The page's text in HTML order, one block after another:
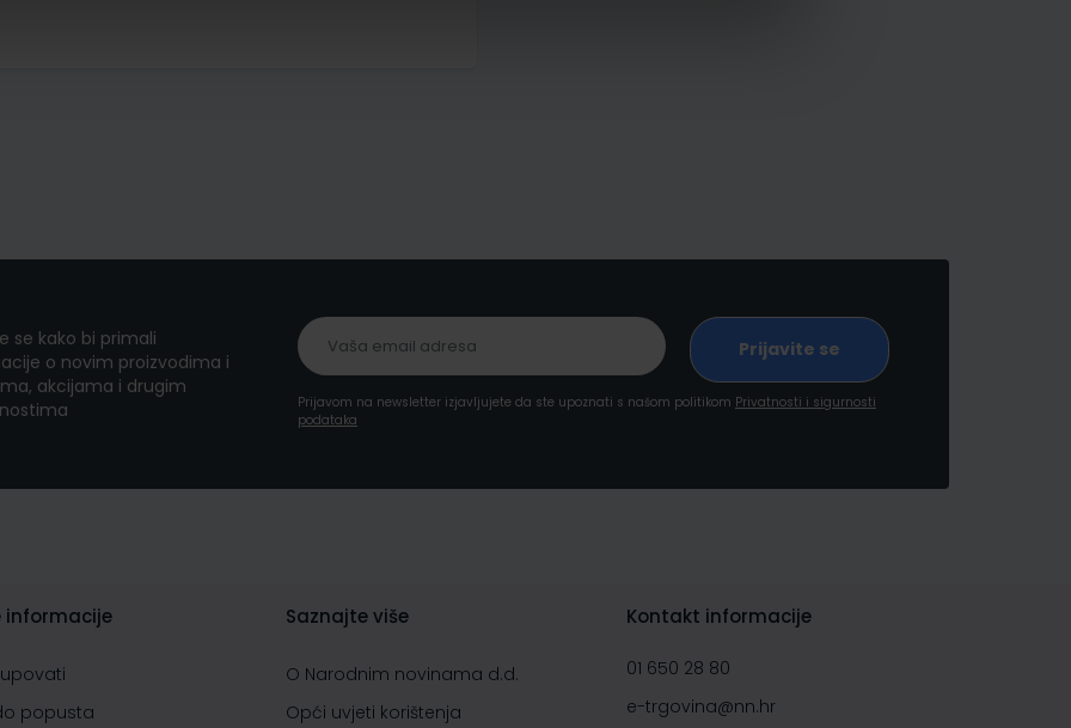
se kako bi primali
o novim proizvodima i
akcijama i drugim
Prijavom na newsletter izjavljujete da ste upoznati s našom politikom Privatnosti i sigurnosti
podataka
informacije
popusta
Saznajte više
O Narodnim novinama d.d.
Opći uvjeti korištenja
Kontakt informacije
01 650 28 80
e-trgovina@nn.hr